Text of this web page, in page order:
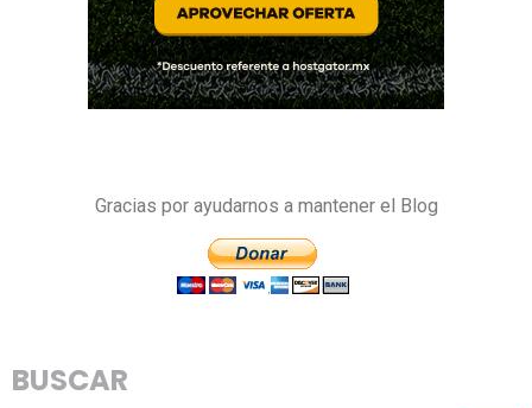
Gracias por ayudarnos a mantener el Blog
BUSCAR